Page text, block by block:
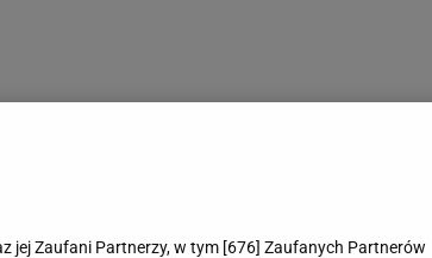
jej Zaufani Partnerzy, w tym [676] Zaufanych Partnerów